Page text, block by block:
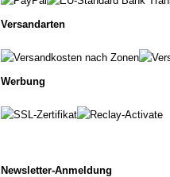
Versandarten
Werbung
Newsletter-Anmeldung